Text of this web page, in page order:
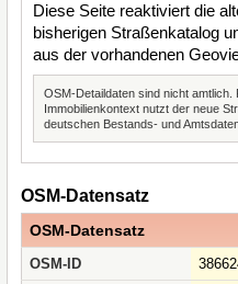
Diese Seite reaktiviert die
bisherigen Straßenkatalog
aus der vorhandenen
OSM-Detaildaten sind nicht
Immobilienkontext nutzt der neue
deutschen Bestands- und
OSM-Datensatz
OSM-Datensatz
OSM-ID